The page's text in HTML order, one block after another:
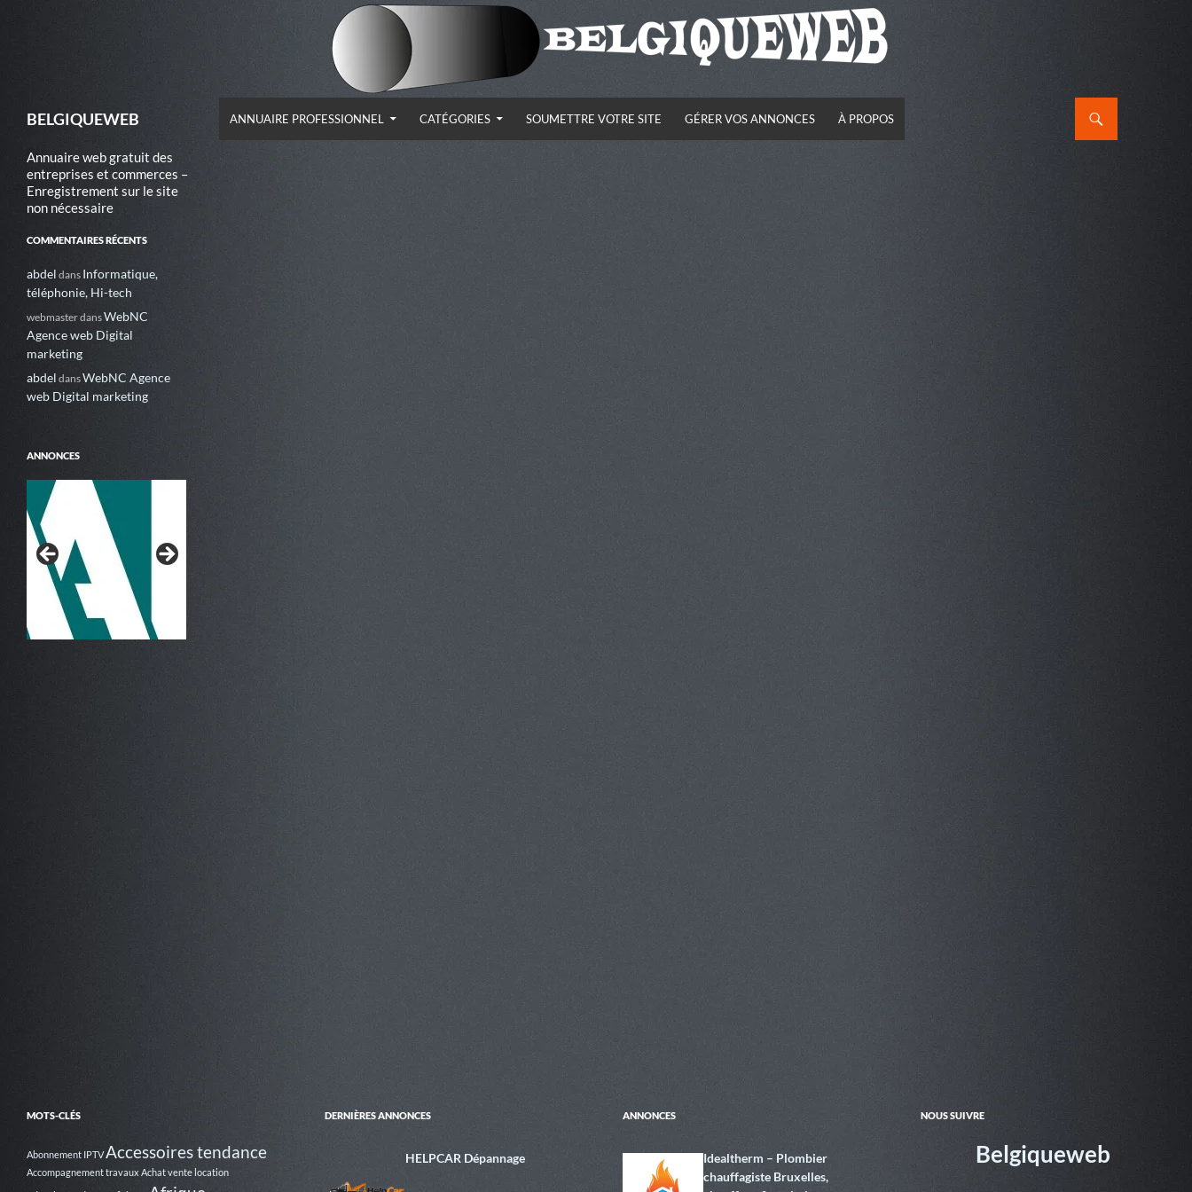
BELGIQUEWEB
ANNUAIRE PROFESSIONNEL
CATÉGORIES SOUMETTRE VOTRE SITE GÉRER VOS ANNONCES À PROPOS
Annuaire web gratuit des
entreprises et commerces –
Enregistrement sur le site
non nécessaire
COMMENTAIRES RÉCENTS
abdel dans Informatique,
téléphonie, Hi-tech
webmasterdansWebNC
Agence web Digital
marketing
abdel dansWebNC Agence
web Digital marketing
ANNONCES
Au Rythme de la Nage
MOTS-CLÉS
Abonnement IPTVAccessoires tendance
Accompagnement travaux Achat vente location
DERNIÈRES ANNONCES
HELPCAR Dépannage
ANNONCES
Idealtherm – Plombier
chauffagiste Bruxelles,
NOUS SUIVRE
Belgiqueweb